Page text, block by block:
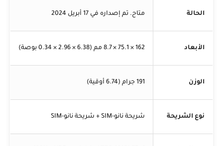
الحالة متاح. تم إصداره في 17 أبريل 2024
الأبعاد 162 × 75.1 × 8.7 مم (6.38 × 2.96 × 0.34 بوصة)
الوزن 191 جرام (6.74 أوقية)
نوع الشريحة شريحة نانو-SIM + شريحة نانو-SIM